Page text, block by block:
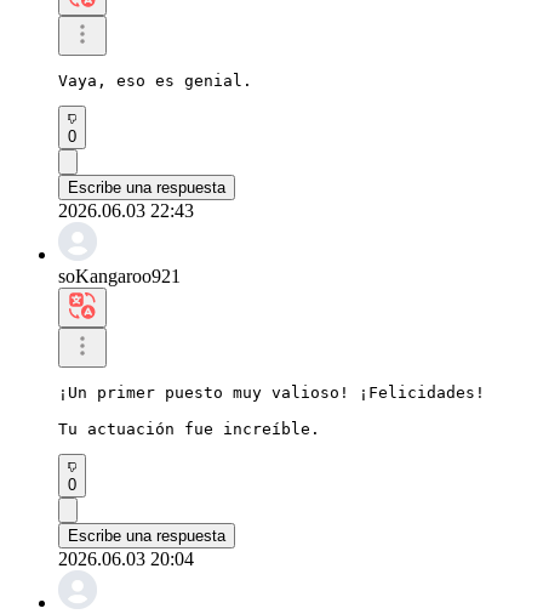
Vaya, eso es genial.
0
Escribe una respuesta
2026.06.03 22:43
soKangaroo921
¡Un primer puesto muy valioso! ¡Felicidades!
Tu actuación fue increíble.
0
Escribe una respuesta
2026.06.03 20:04